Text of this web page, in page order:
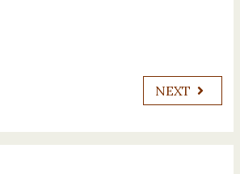
NEXT